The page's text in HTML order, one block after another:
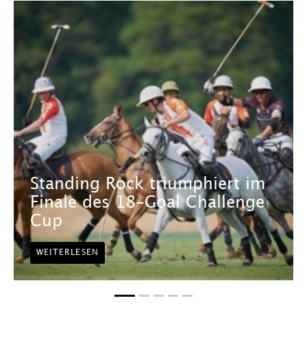
Standing Rock triumphiert im
Finale des 18-Goal Challenge
Cup
WEITERLESEN